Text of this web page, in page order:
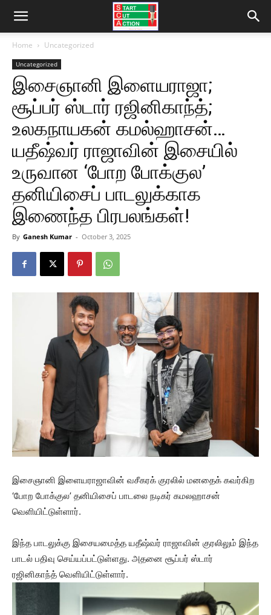
Home Uncategorized
Uncategorized
இசைஞானி இளையராஜா;
சூப்பர் ஸ்டார் ரஜினிகாந்த்;
உலகநாயகன் கமல்ஹாசன்…
யதீஷ்வர் ராஜாவின் இசையில்
உருவான ‘போற போக்குல’
தனியிசைப் பாடலுக்காக
இணைந்த பிரபலங்கள்!
By Ganesh Kumar - October 3, 2025
இசைஞானி இளையராஜாவின் வசீகரக் குரலில் மனதைக் கவர்கிற
‘போற போக்குல’ தனியிசைப் பாடலை நடிகர் கமலஹாசன்
வெளியிட்டுள்ளார்.
இந்த பாடலுக்கு இசையமைத்த யதீஷ்வர் ராஜாவின் குரலிலும் இந்த
பாடல் பதிவு செய்யப்பட்டுள்ளது. அதனை சூப்பர் ஸ்டார்
ரஜினிகாந்த் வெளியிட்டுள்ளார்.